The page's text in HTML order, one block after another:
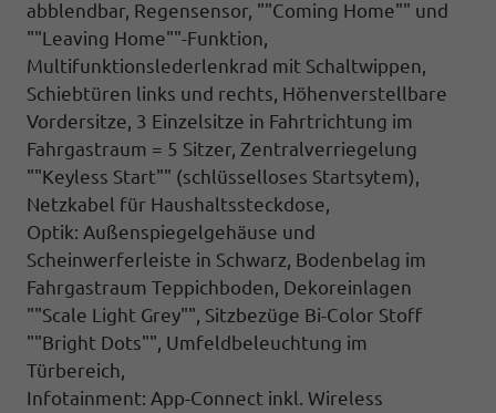
abblendbar, Regensensor, ""Coming Home"" und
""Leaving Home""-Funktion,
Multifunktionslederlenkrad mit Schaltwippen,
Schiebtüren links und rechts, Höhenverstellbare
Vordersitze, 3 Einzelsitze in Fahrtrichtung im
Fahrgastraum = 5 Sitzer, Zentralverriegelung
""Keyless Start"" (schlüsselloses Startsytem),
Netzkabel für Haushaltssteckdose,
Optik: Außenspiegelgehäuse und
Scheinwerferleiste in Schwarz, Bodenbelag im
Fahrgastraum Teppichboden, Dekoreinlagen
""Scale Light Grey"", Sitzbezüge Bi-Color Stoff
""Bright Dots"", Umfeldbeleuchtung im
Türbereich,
Infotainment: App-Connect inkl. Wireless